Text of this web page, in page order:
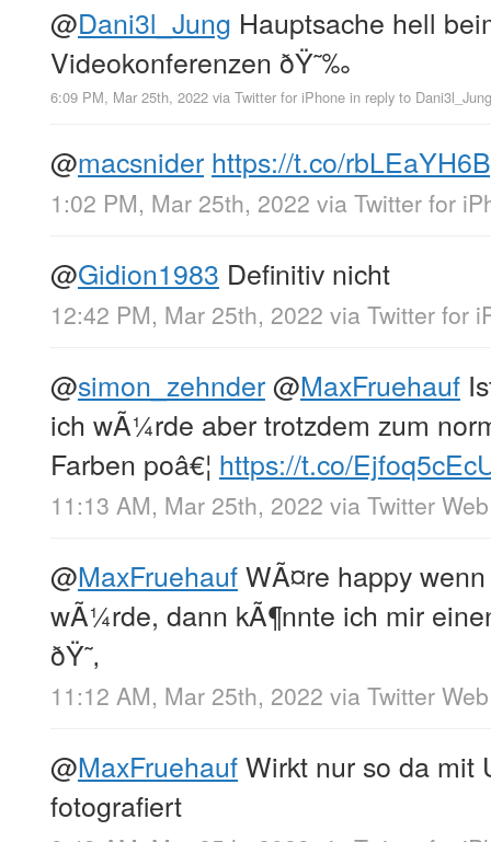
@Dani3l_Jung Hauptsache hell
Videokonferenzen ðŸ˜‰
6:09 PM, Mar 25th, 2022 via Twitter for iPhone in reply to Dani3l_Jung
@macsnider https://t.co/
1:02 PM, Mar 25th, 2022 via Twitter for
@Gidion1983 Definitiv nicht
12:42 PM, Mar 25th, 2022 via Twitter for
@simon_zehnder@MaxFruehauf
ich wÃ¼rde aber trotzdem zum
Farben poâ€¦ https://t.co/
11:13 AM, Mar 25th, 2022 via Twitter
@MaxFruehaufWÃ¤re happy
wÃ¼rde, dann kÃ¶nnte ich mir
ðŸ˜‚
11:12 AM, Mar 25th, 2022 via Twitter
@MaxFruehaufWirkt nur so da mit
fotografiert